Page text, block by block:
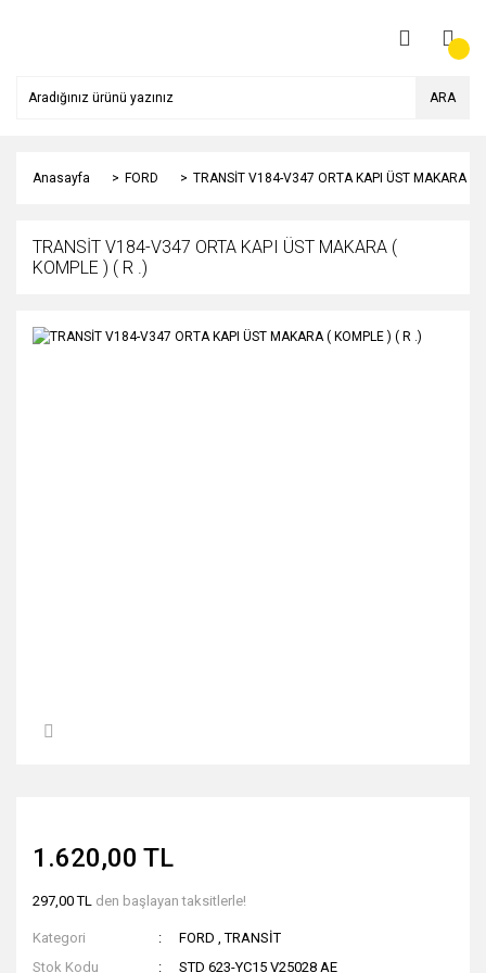
ARA
Anasayfa FORD TRANSİT V184-V347 ORTA KAPI ÜST MAKARA (
TRANSİT V184-V347 ORTA KAPI ÜST MAKARA (
KOMPLE ) ( R .)
1.620,00 TL
297,00 TL den başlayan taksitlerle!
Kategori FORD ,TRANSİT
Stok Kodu
STD 623-YC15 V25028 AE